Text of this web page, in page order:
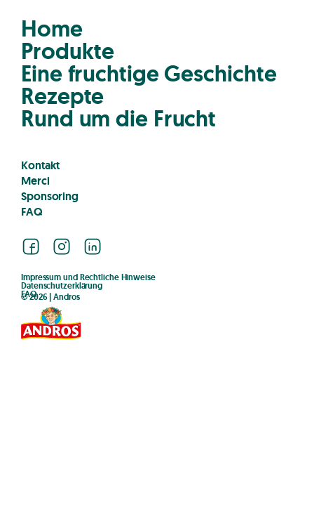
Home
Produkte
Eine fruchtige Geschichte
Rezepte
Rund um die Frucht
Kontakt
Merci
Sponsoring
FAQ
© 2026 | Andros
Impressum und Rechtliche Hinweise
Datenschutzerklärung
FAQ
FacebookInstagramLinkedIn